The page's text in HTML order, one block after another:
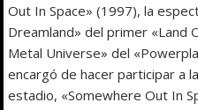
Out In Space» (1997), la
Dreamland» del primer «Land
Metal Universe» del
encargó de hacer participar a
estadio, «Somewhere Out In